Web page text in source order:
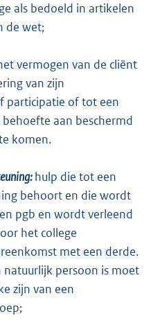
als bedoeld in artikelen
de wet;
vermogen van de cliënt
van zijn
participatie of tot een
aan beschermd
komen.
hulp die tot een
behoort en die wordt
pgb en wordt verleend
het college
met een derde.
natuurlijk persoon is moet
zijn van een